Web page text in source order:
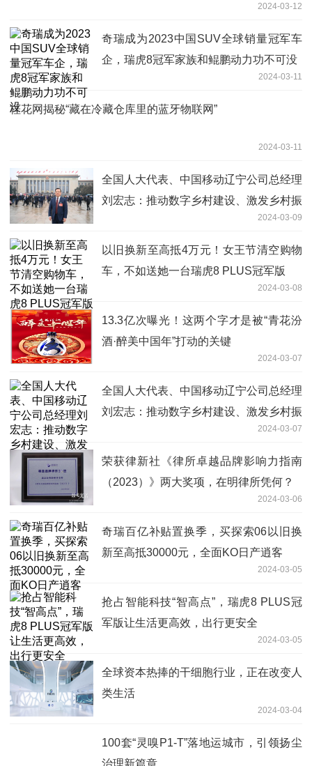
2024-03-12
奇瑞成为2023中国SUV全球销量冠军车
企，瑞虎8冠军家族和鲲鹏动力功不可没
2024-03-11
桂花网揭秘“藏在冷藏仓库里的蓝牙物联网”
2024-03-11
全国人大代表、中国移动辽宁公司总经理
刘宏志：推动数字乡村建设、激发乡村振
2024-03-09
以旧换新至高抵4万元！女王节清空购物
车，不如送她一台瑞虎8 PLUS冠军版
2024-03-08
13.3亿次曝光！这两个字才是被“青花汾
酒·醉美中国年”打动的关键
2024-03-07
全国人大代表、中国移动辽宁公司总经理
刘宏志：推动数字乡村建设、激发乡村振
2024-03-07
荣获律新社《律所卓越品牌影响力指南
（2023）》两大奖项，在明律所凭何？
2024-03-06
奇瑞百亿补贴置换季，买探索06以旧换
新至高抵30000元，全面KO日产逍客
2024-03-05
抢占智能科技“智高点”，瑞虎8 PLUS冠
军版让生活更高效，出行更安全
2024-03-05
全球资本热捧的干细胞行业，正在改变人
类生活
2024-03-04
100套“灵嗅P1-T”落地运城市，引领扬尘
治理新篇章